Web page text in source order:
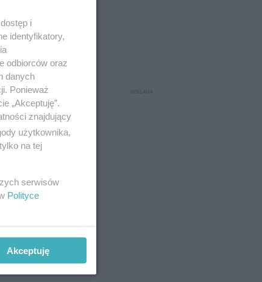
i
i
identyfikatory,
odbiorców oraz
danych
Ponieważ
„Akceptuję”.
znajdujący
użytkownika,
na tej
serwisów
Polityce
Akceptuję